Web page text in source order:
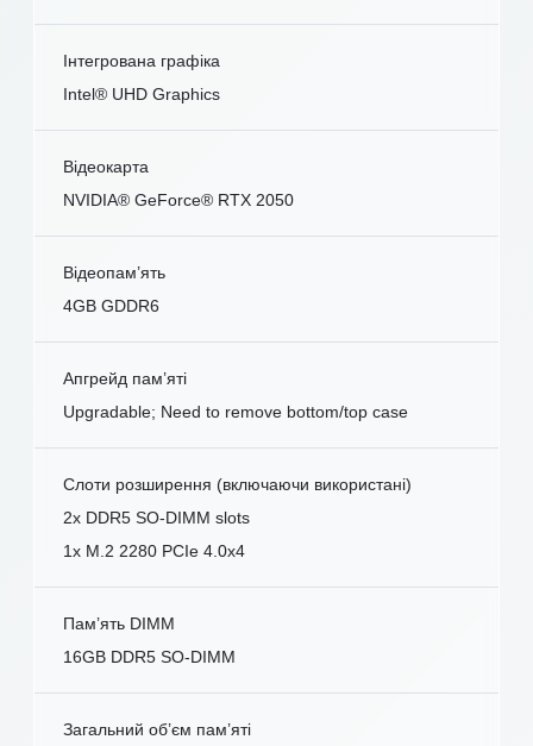
Інтегрована графіка
Intel® UHD Graphics
Відеокарта
NVIDIA® GeForce® RTX 2050
Відеопам’ять
4GB GDDR6
Апгрейд пам’яті
Upgradable; Need to remove bottom/top case
Слоти розширення (включаючи використані)
2x DDR5 SO-DIMM slots
1x M.2 2280 PCIe 4.0x4
Пам’ять DIMM
16GB DDR5 SO-DIMM
Загальний об’єм пам’яті